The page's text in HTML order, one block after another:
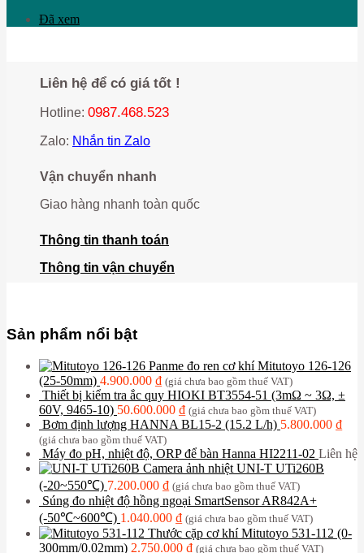
Đã xem
Liên hệ để có giá tốt !
Hotline: 0987.468.523
Zalo: Nhắn tin Zalo
Vận chuyển nhanh
Giao hàng nhanh toàn quốc
Thông tin thanh toán
Thông tin vận chuyển
Sản phẩm nổi bật
Panme đo ren cơ khí Mitutoyo 126-126
(25-50mm) 4.900.000 ₫ (giá chưa bao gồm thuế VAT)
Thiết bị kiểm tra ắc quy HIOKI BT3554-51 (3mΩ ~ 3Ω, ±
60V, 9465-10) 50.600.000 ₫ (giá chưa bao gồm thuế VAT)
Bơm định lượng HANNA BL15-2 (15.2 L/h) 5.800.000 ₫
(giá chưa bao gồm thuế VAT)
Máy đo pH, nhiệt độ, ORP để bàn Hanna HI2211-02 Liên hệ
Camera ảnh nhiệt UNI-T UTi260B
(-20~550℃) 7.200.000 ₫ (giá chưa bao gồm thuế VAT)
Súng đo nhiệt độ hồng ngoại SmartSensor AR842A+
(-50℃~600℃) 1.040.000 ₫ (giá chưa bao gồm thuế VAT)
Thước cặp cơ khí Mitutoyo 531-112 (0-
300mm/0.02mm) 2.750.000 ₫ (giá chưa bao gồm thuế VAT)